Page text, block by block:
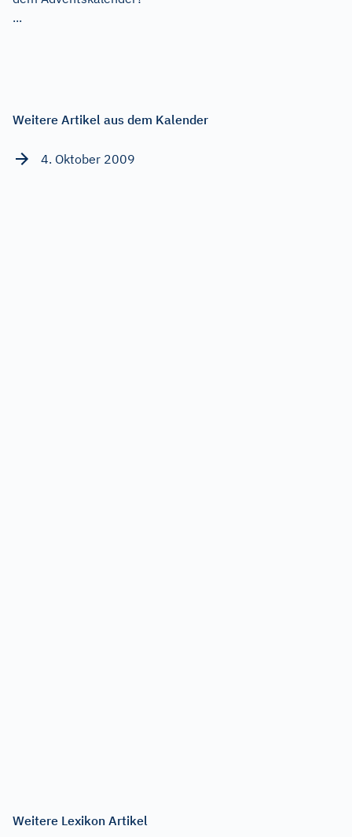
...
Weitere Artikel aus dem Kalender
4. Oktober 2009
Weitere Lexikon Artikel